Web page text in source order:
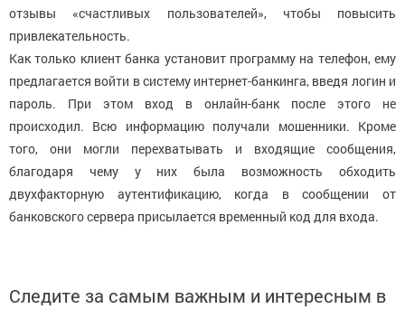
отзывы «счастливых пользователей», чтобы повысить
привлекательность.
Как только клиент банка установит программу на телефон, ему
предлагается войти в систему интернет-банкинга, введя логин и
пароль. При этом вход в онлайн-банк после этого не
происходил. Всю информацию получали мошенники. Кроме
того, они могли перехватывать и входящие сообщения,
благодаря чему у них была возможность обходить
двухфакторную аутентификацию, когда в сообщении от
банковского сервера присылается временный код для входа.
Следите за самым важным и интересным в